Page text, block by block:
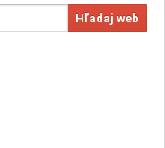
Hľadaj web